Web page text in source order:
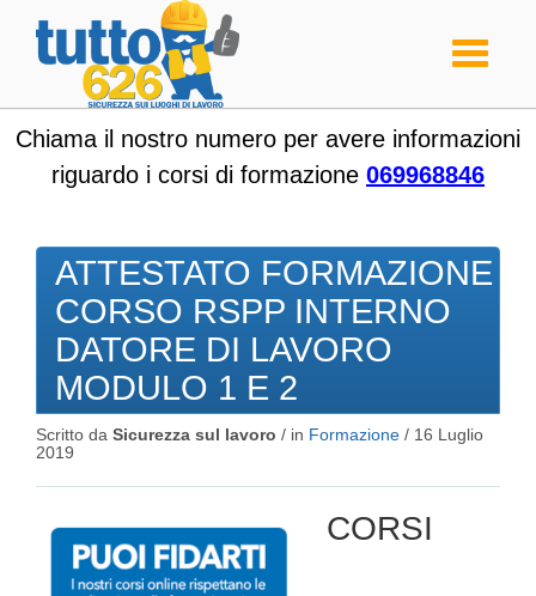
Toggle
Chiama il nostro numero per avere informazioni
riguardo i corsi di formazione 069968846
ATTESTATO FORMAZIONE
CORSO RSPP INTERNO
DATORE DI LAVORO
MODULO 1 E 2
Scritto da Sicurezza sul lavoro / in Formazione / 16 Luglio
2019
CORSI